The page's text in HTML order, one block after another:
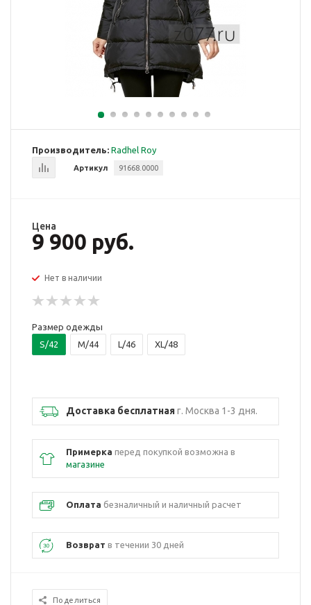
Производитель: Radhel Roy
Артикул 91668.0000
Цена
9 900 руб.
Нет в наличии
Размер одежды
S/42
M/44 L/46 XL/48
Доставка бесплатнаяг. Москва 1-3 дня.
Примерка перед покупкой возможна в
магазине
Оплата безналичный и наличный расчет
Возврат в течении 30 дней
Поделиться